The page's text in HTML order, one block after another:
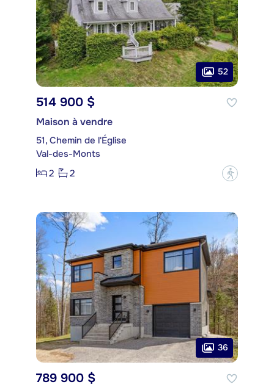
52
514 900 $
Maison à vendre
51, Chemin de l'Église
Val-des-Monts
2
2 ?
36
789 900 $